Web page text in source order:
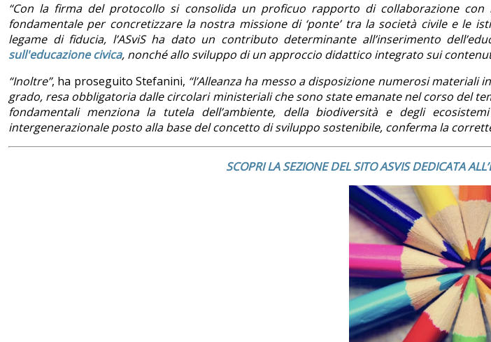
“Con la firma del protocollo si consolida un proficuo rapporto di collaborazione
fondamentale per concretizzare la nostra missione di ‘ponte’ tra la società civile e le
legame di fiducia, l’ASviS ha dato un contributo determinante all’inserimento
sull'educazione civica, nonché allo sviluppo di un approccio didattico integrato sui
“Inoltre”, ha proseguito Stefanini, “l’Alleanza ha messo a disposizione numerosi
grado, resa obbligatoria dalle circolari ministeriali che sono state emanate nel corso del
fondamentali menziona la tutela dell’ambiente, della biodiversità e degli
intergenerazionale posto alla base del concetto di sviluppo sostenibile, conferma la
SCOPRI LA SEZIONE DEL SITO ASVIS DEDICATA